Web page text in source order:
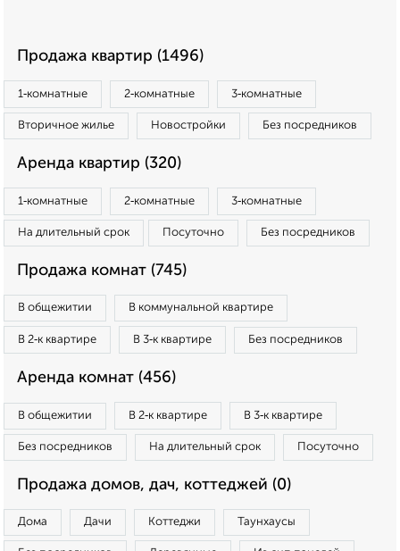
Продажа квартир (1496)
1‑комнатные 2‑комнатные 3‑комнатные
Вторичное жилье Новостройки Без посредников
Аренда квартир (320)
1‑комнатные 2‑комнатные 3‑комнатные
На длительный срок Посуточно Без посредников
Продажа комнат (745)
В общежитии В коммунальной квартире
В 2‑к квартире В 3‑к квартире Без посредников
Аренда комнат (456)
В общежитии В 2‑к квартире В 3‑к квартире
Без посредников На длительный срок Посуточно
Продажа домов, дач, коттеджей (0)
Дома Дачи Коттеджи Таунхаусы